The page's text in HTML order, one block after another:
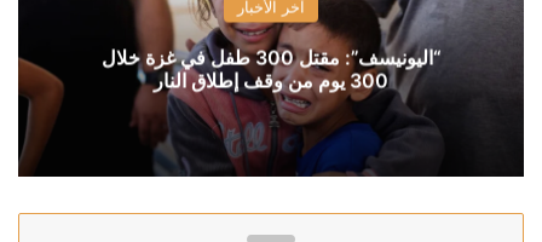
آخر الأخبار
“اليونيسف”: مقتل 300 طفل في غزة خلال
300 يوم من وقف إطلاق النار